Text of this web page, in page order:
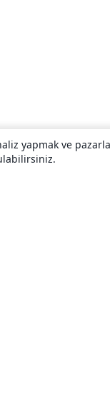
yapmak ve